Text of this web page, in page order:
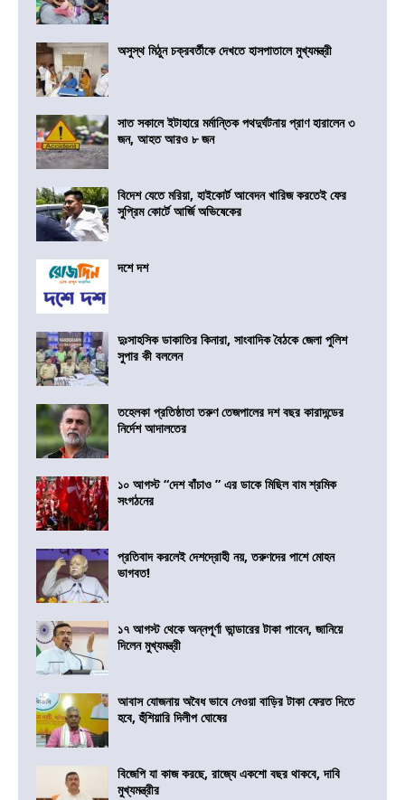
অসুস্থ মিঠুন চক্রবর্তীকে দেখতে হাসপাতালে মুখ্যমন্ত্রী
সাত সকালে ইটাহারে মর্মান্তিক পথদুর্ঘটনায় প্রাণ হারালেন ৩
জন, আহত আরও ৮ জন
বিদেশ যেতে মরিয়া, হাইকোর্ট আবেদন খারিজ করতেই ফের
সুপ্রিম কোর্টে আর্জি অভিষেকের
দশে দশ
দুঃসাহসিক ডাকাতির কিনারা, সাংবাদিক বৈঠকে জেলা পুলিশ
সুপার কী বললেন
তহেলকা প্রতিষ্ঠাতা তরুণ তেজপালের দশ বছর কারাদন্ডের
নির্দেশ আদালতের
১০ আগস্ট “দেশ বাঁচাও ” এর ডাকে মিছিল বাম শ্রমিক
সংগঠনের
প্রতিবাদ করলেই দেশদ্রোহী নয়, তরুণদের পাশে মোহন
ভাগবত!
১৭ আগস্ট থেকে অন্নপূর্ণা ভান্ডারের টাকা পাবেন, জানিয়ে
দিলেন মুখ্যমন্ত্রী
আবাস যোজনায় অবৈধ ভাবে নেওয়া বাড়ির টাকা ফেরত দিতে
হবে, হুঁশিয়ারি দিলীপ ঘোষের
বিজেপি যা কাজ করছে, রাজ্যে একশো বছর থাকবে, দাবি
মুখ্যমন্ত্রীর